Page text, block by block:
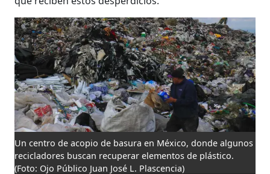
Un centro de acopio de basura en México, donde algunos
recicladores buscan recuperar elementos de plástico.
(Foto: Ojo Público Juan José L. Plascencia)